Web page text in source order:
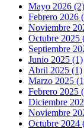
Mayo 2026 (2)
Febrero 2026
Noviembre
Octubre 2025
Septiembre
Junio 2025 (1)
Abril 2025 (1)
Marzo 2025
Febrero 2025
Diciembre
Noviembre
Octubre 2024